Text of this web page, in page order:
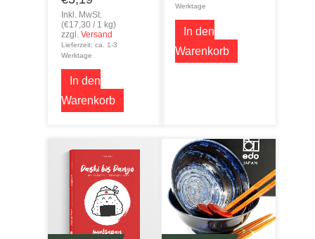
Inkl. MwSt.
(€17,30 / 1 kg)
zzgl.Versand
Lieferzeit: ca. 1-3
Werktage
In den
Warenkorb
Werktage
In den
Warenkorb